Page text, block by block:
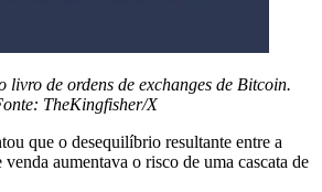
livro de ordens de exchanges de Bitcoin.
TheKingfisher/X
que o desequilíbrio resultante entre a
aumentava o risco de uma cascata de